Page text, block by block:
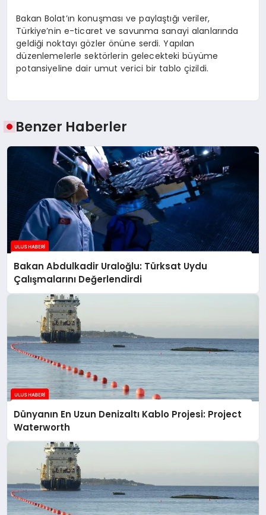
Bakan Bolat’ın konuşması ve paylaştığı veriler,
Türkiye’nin e-ticaret ve savunma sanayi alanlarında
geldiği noktayı gözler önüne serdi. Yapılan
düzenlemelerle sektörlerin gelecekteki büyüme
potansiyeline dair umut verici bir tablo çizildi.
Benzer Haberler
Bakan Abdulkadir Uraloğlu: Türksat Uydu
Çalışmalarını Değerlendirdi
Dünyanın En Uzun Denizaltı Kablo Projesi: Project
Waterworth